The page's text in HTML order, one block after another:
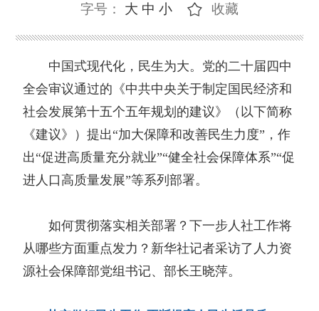
字号： 大 中 小 收藏
中国式现代化，民生为大。党的二十届四中
全会审议通过的《中共中央关于制定国民经济和
社会发展第十五个五年规划的建议》（以下简称
《建议》）提出“加大保障和改善民生力度”，作
出“促进高质量充分就业”“健全社会保障体系”“促
进人口高质量发展”等系列部署。
如何贯彻落实相关部署？下一步人社工作将
从哪些方面重点发力？新华社记者采访了人力资
源社会保障部党组书记、部长王晓萍。